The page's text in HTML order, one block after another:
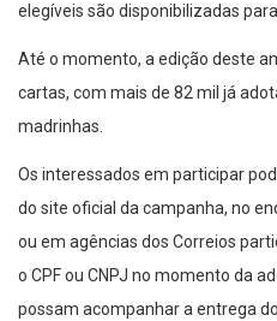
elegíveis são disponibilizadas
Até o momento, a edição deste
cartas, com mais de 82 mil já
madrinhas.
Os interessados em participar
do site oficial da campanha, no
ou em agências dos Correios
o CPF ou CNPJ no momento da
possam acompanhar a entrega